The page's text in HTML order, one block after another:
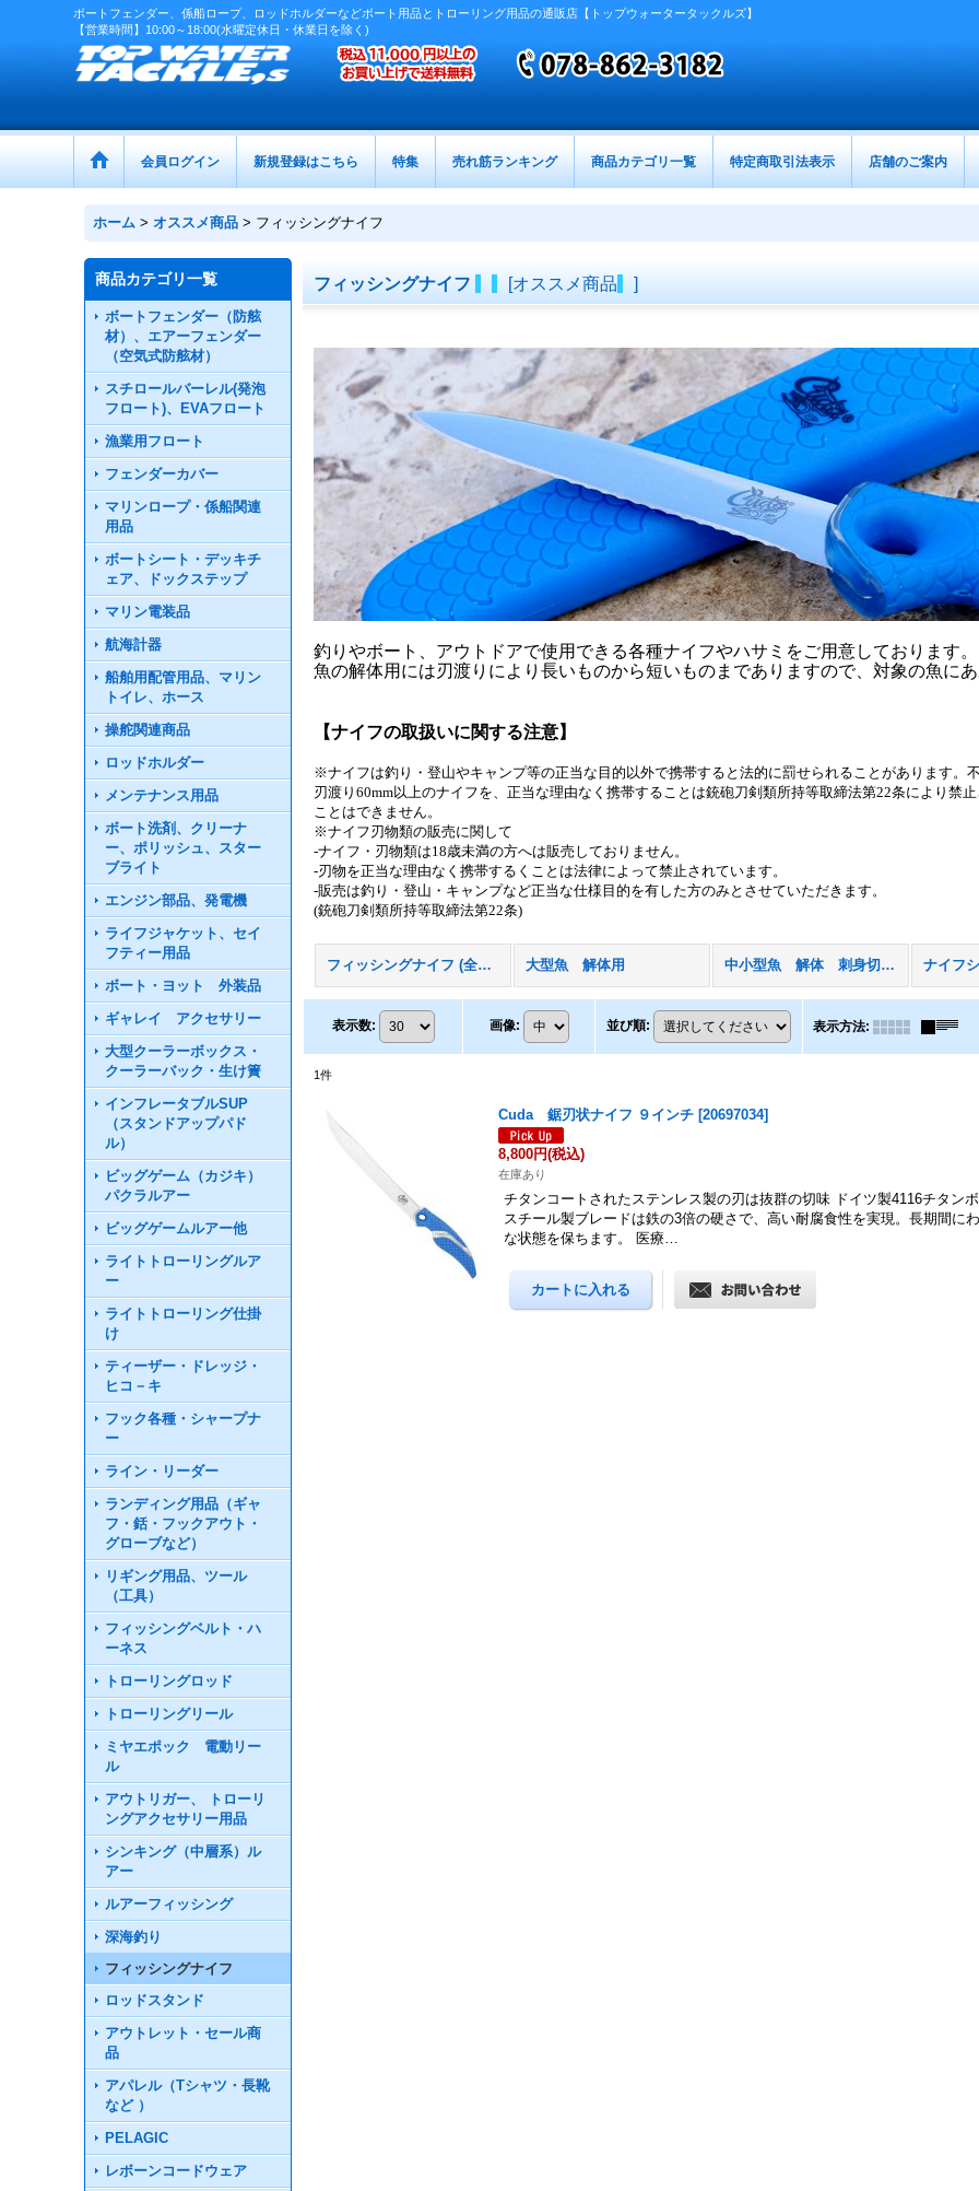
ボートフェンダー、係船ロープ、ロッドホルダーなどボート用品とトローリング用品の通販店【トップウォータータックルズ】
【営業時間】10:00～18:00(水曜定休日・休業日を除く)
会員ログイン 新規登録はこちら 特集 売れ筋ランキング 商品カテゴリ一覧 特定商取引法表示 店舗のご案内
ホーム > オススメ商品 > フィッシングナイフ
商品カテゴリ一覧
ボートフェンダー（防舷
材）、エアーフェンダー
（空気式防舷材）
スチロールバーレル(発泡
フロート)、EVAフロート
漁業用フロート
フェンダーカバー
マリンロープ・係船関連
用品
ボートシート・デッキチ
ェア、ドックステップ
マリン電装品
航海計器
船舶用配管用品、マリン
トイレ、ホース
操舵関連商品
ロッドホルダー
メンテナンス用品
ボート洗剤、クリーナ
ー、ポリッシュ、スター
ブライト
エンジン部品、発電機
ライフジャケット、セイ
フティー用品
ボート・ヨット 外装品
ギャレイ アクセサリー
大型クーラーボックス・
クーラーバック・生け簀
インフレータブルSUP
（スタンドアップパド
ル）
ビッグゲーム（カジキ）
パクラルアー
ビッグゲームルアー他
ライトトローリングルア
ー
ライトトローリング仕掛
け
ティーザー・ドレッジ・
ヒコ－キ
フック各種・シャープナ
ー
ライン・リーダー
ランディング用品（ギャ
フ・銛・フックアウト・
グローブなど）
リギング用品、ツール
（工具）
フィッシングベルト・ハ
ーネス
トローリングロッド
トローリングリール
ミヤエポック 電動リー
ル
アウトリガー、 トローリ
ングアクセサリー用品
シンキング（中層系）ル
アー
ルアーフィッシング
深海釣り
フィッシングナイフ
ロッドスタンド
アウトレット・セール商
品
アパレル（Tシャツ・長靴
など ）
PELAGIC
レボーンコードウェア
フィッシングナイフ [オススメ商品 ]
釣りやボート、アウトドアで使用できる各種ナイフやハサミをご用意しております。
魚の解体用には刃渡りにより長いものから短いものまでありますので、対象の魚に
【ナイフの取扱いに関する注意】
※ナイフは釣り・登山やキャンプ等の正当な目的以外で携帯すると法的に罰せられることがあります。
刃渡り60mm以上のナイフを、正当な理由なく携帯することは銃砲刀剣類所持等取締法第22条により禁
ことはできません。
※ナイフ刃物類の販売に関して
-ナイフ・刃物類は18歳未満の方へは販売しておりません。
-刃物を正当な理由なく携帯するくことは法律によって禁止されています。
-販売は釣り・登山・キャンプなど正当な仕様目的を有した方のみとさせていただきます。
(銃砲刀剣類所持等取締法第22条)
フィッシングナイフ (全商品) 大型魚 解体用 中小型魚 解体 刺身切り分け用
表示数: 画像: 並び順: 表示方法:
1件
Cuda 鋸刃状ナイフ ９インチ [20697034]
8,800円(税込)
在庫あり
チタンコートされたステンレス製の刃は抜群の切味 ドイツ製4116チタン
スチール製ブレードは鉄の3倍の硬さで、高い耐腐食性を実現。長期間に
な状態を保ちます。 医療…